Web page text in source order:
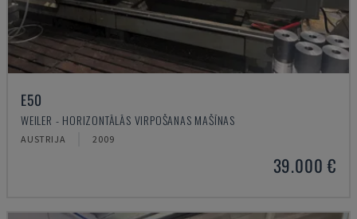
E50
WEILER - HORIZONTĀLĀS VIRPOŠANAS MAŠĪNAS
AUSTRIJA 2009
39.000 €